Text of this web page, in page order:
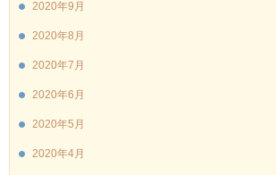
2020年9月
2020年8月
2020年7月
2020年6月
2020年5月
2020年4月